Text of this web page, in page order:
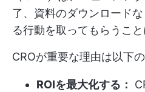
了、資料のダウンロード
る行動を取ってもらうこと
CROが重要な理由は以下
ROIを最大化する：